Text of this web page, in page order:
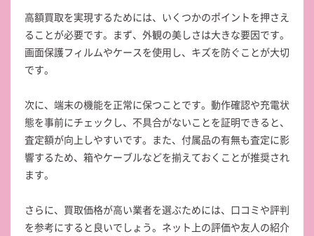
高額買取を実現するためには、いくつかのポイントを押さえ
ることが必要です。まず、外観の美しさは大きな要因です。
画面保護フィルムやケースを使用し、キズを防ぐことが大切
です。
次に、端末の機能を正常に保つことです。動作確認や充電状
態を事前にチェックし、不具合がないことを証明できると、
査定額が向上しやすいです。また、付属品の有無も査定に影
響するため、箱やケーブルなどを揃えておくことが推奨され
ます。
さらに、買取価格が高い業者を選ぶためには、口コミや評判
を参考にすると良いでしょう。ネット上の評価や友人の紹介